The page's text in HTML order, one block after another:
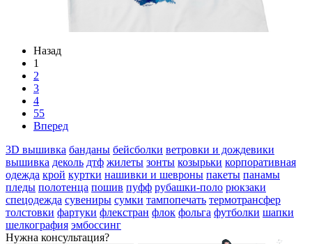
Назад
1
2
3
4
55
Вперед
3D вышивка банданы бейсболки ветровки и дождевики
вышивка деколь дтф жилеты зонты козырьки корпоративная
одежда крой куртки нашивки и шевроны пакеты панамы
пледы полотенца пошив пуфф рубашки-поло рюкзаки
спецодежда сувениры сумки тампопечать термотрансфер
толстовки фартуки флекстран флок фольга футболки шапки
шелкография эмбоссинг
Нужна консультация?